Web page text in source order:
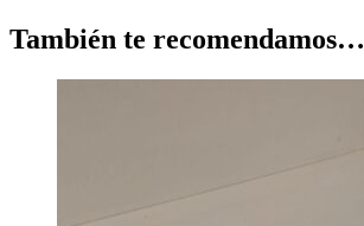
También te recomendamos…